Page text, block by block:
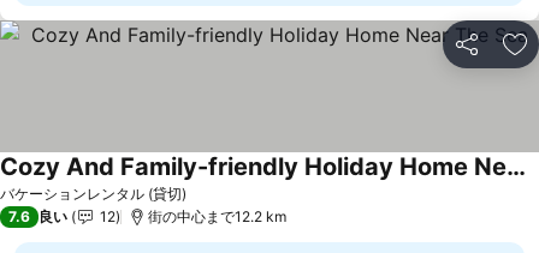
シェア お
バケーションレンタル (貸切)
Cozy And Family-friendly Holiday Home Near The Sea
7.6 良い 12 街の中心まで12.2 km